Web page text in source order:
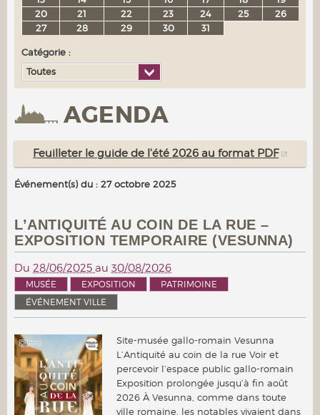
AGENDA
Feuilleter le guide de l'été 2026 au format PDF
Événement(s) du : 27 octobre 2025
L’ANTIQUITÉ AU COIN DE LA RUE –
EXPOSITION TEMPORAIRE (VESUNNA)
Du 28/06/2025 au 30/08/2026
MUSÉE EXPOSITION
PATRIMOINE
ÉVÉNEMENT VILLE
Site-musée gallo-romain Vesunna
L’Antiquité au coin de la rue Voir et
percevoir l’espace public gallo-romain
Exposition prolongée jusqu’à fin août
2026 À Vesunna, comme dans toute
ville romaine, les notables vivaient dans
20
21 22 23 24 25
26
27
28 29 30 31
Catégorie :
Toutes